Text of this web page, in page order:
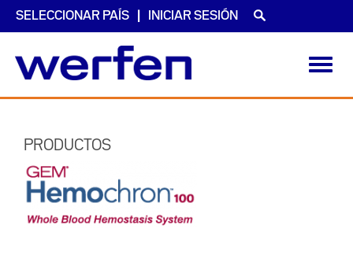
SELECCIONAR PAÍS INICIAR SESIÓN
contenido
PRODUCTOS